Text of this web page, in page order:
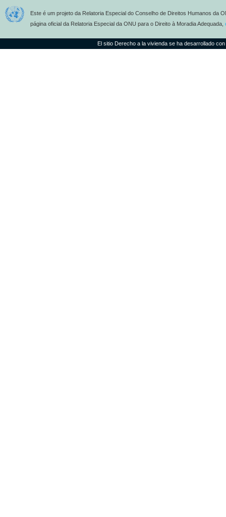
Este é um projeto da Relatoria Especial do Conselho de Direitos Humanos da
página oficial da Relatoria Especial da ONU para o Direito à Moradia Adequada,
El sitio Derecho a la vivienda se ha desarrollado